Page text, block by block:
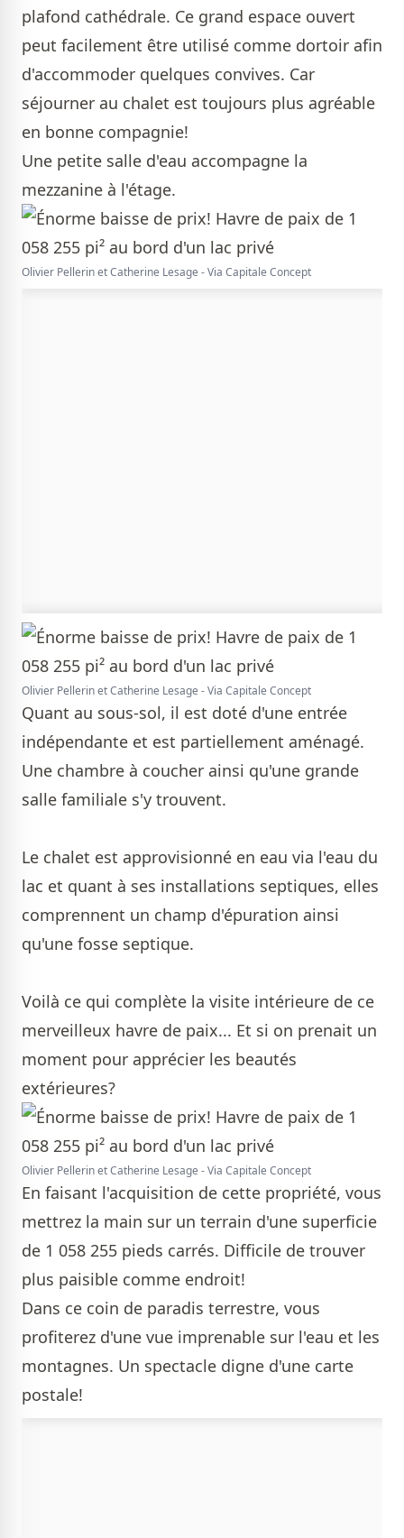
plafond cathédrale. Ce grand espace ouvert
peut facilement être utilisé comme dortoir afin
d'accommoder quelques convives. Car
séjourner au chalet est toujours plus agréable
en bonne compagnie!
Une petite salle d'eau accompagne la
mezzanine à l'étage.
Olivier Pellerin et Catherine Lesage - Via Capitale Concept
Olivier Pellerin et Catherine Lesage - Via Capitale Concept
Quant au sous-sol, il est doté d'une entrée
indépendante et est partiellement aménagé.
Une chambre à coucher ainsi qu'une grande
salle familiale s'y trouvent.
Le chalet est approvisionné en eau via l'eau du
lac et quant à ses installations septiques, elles
comprennent un champ d'épuration ainsi
qu'une fosse septique.
Voilà ce qui complète la visite intérieure de ce
merveilleux havre de paix... Et si on prenait un
moment pour apprécier les beautés
extérieures?
Olivier Pellerin et Catherine Lesage - Via Capitale Concept
En faisant l'acquisition de cette propriété, vous
mettrez la main sur un terrain d'une superficie
de 1 058 255 pieds carrés. Difficile de trouver
plus paisible comme endroit!
Dans ce coin de paradis terrestre, vous
profiterez d'une vue imprenable sur l'eau et les
montagnes. Un spectacle digne d'une carte
postale!